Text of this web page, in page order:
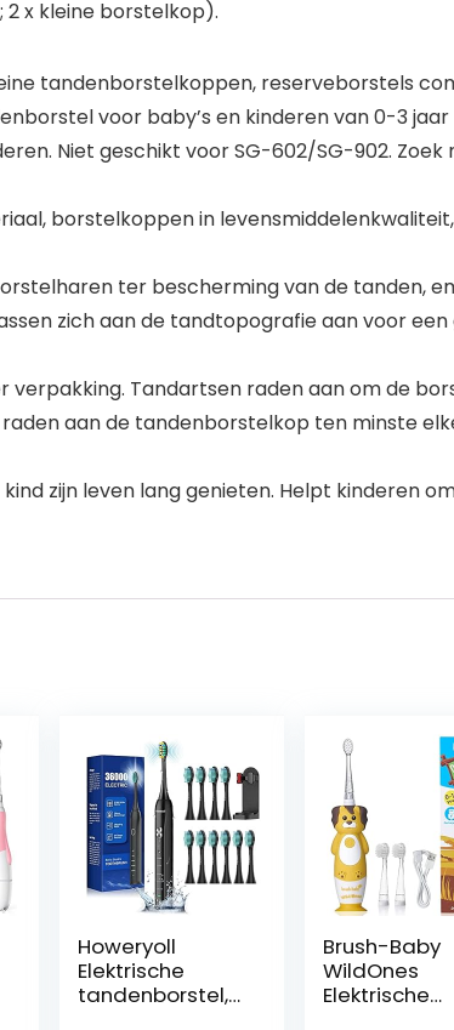
x kleine borstelkop).
tandenborstelkoppen, reserveborstels
voor baby’s en kinderen van 0-3
Niet geschikt voor SG-602/SG-902. Zoek
borstelkoppen in
ter bescherming van de tanden,
zich aan de tandtopografie aan voor
verpakking. Tandartsen raden aan om de
aan de tandenborstelkop ten minste
zijn leven lang genieten. Helpt kinderen
Howeryoll
Elektrische
tandenborstel,
Brush-Baby
WildOnes
Elektrische